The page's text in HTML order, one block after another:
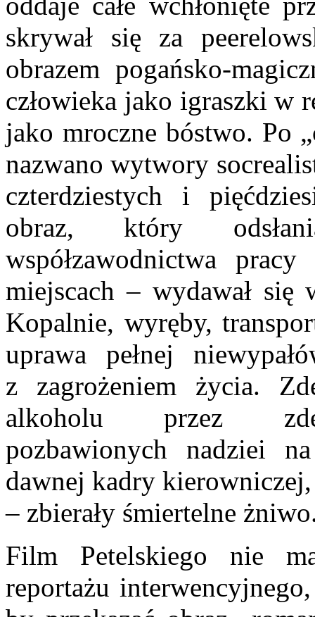
skrywał się za
obrazem pogańsko-
człowieka jako igraszki w
jako mroczne bóstwo. Po
nazwano wytwory
czterdziestych i
obraz, który
współzawodnictwa
miejscach – wydawał
Kopalnie, wyręby,
uprawa pełnej
z zagrożeniem życia.
alkoholu przez
pozbawionych nadziei
dawnej kadry
– zbierały śmiertelne
Film Petelskiego nie
reportażu